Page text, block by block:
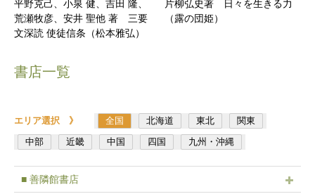
平野克己、小泉 健、吉田 隆、
荒瀬牧彦、安井 聖他 著 三要
文深読 使徒信条（松本雅弘）
片柳弘史著 日々を生きる力
（露の団姫）
書店一覧
エリア選択 》 全国 北海道 東北
関東
中部
近畿 中国 四国 九州・沖縄
■ 善隣館書店